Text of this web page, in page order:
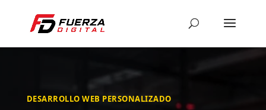
DESARROLLO WEB PERSONALIZADO